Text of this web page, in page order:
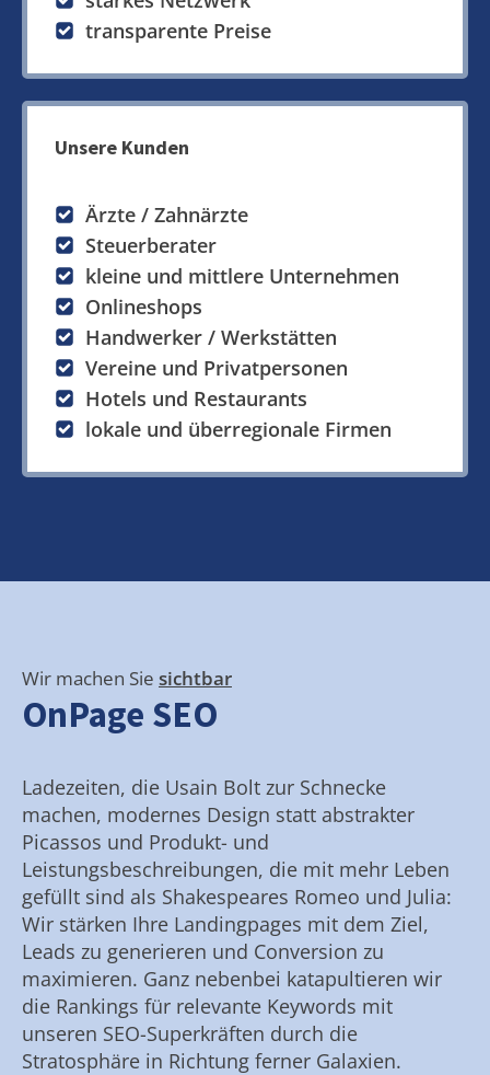
transparente Preise
Unsere Kunden
Ärzte / Zahnärzte
Steuerberater
kleine und mittlere Unternehmen
Onlineshops
Handwerker / Werkstätten
Vereine und Privatpersonen
Hotels und Restaurants
lokale und überregionale Firmen
Wir machen Sie sichtbar
OnPage SEO
Ladezeiten, die Usain Bolt zur Schnecke
machen, modernes Design statt abstrakter
Picassos und Produkt- und
Leistungsbeschreibungen, die mit mehr Leben
gefüllt sind als Shakespeares Romeo und Julia:
Wir stärken Ihre Landingpages mit dem Ziel,
Leads zu generieren und Conversion zu
maximieren. Ganz nebenbei katapultieren wir
die Rankings für relevante Keywords mit
unseren SEO-Superkräften durch die
Stratosphäre in Richtung ferner Galaxien.